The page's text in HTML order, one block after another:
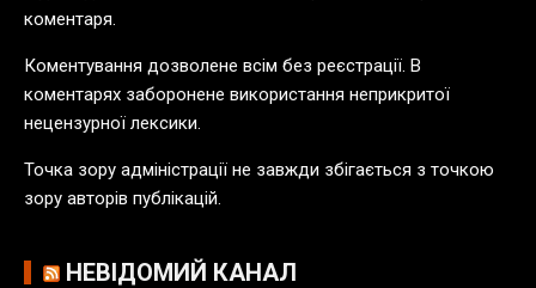
к
коментаря.
Коментування дозволене всім без реєстрації. В
коментарях заборонене використання неприкритої
нецензурної лексики.
Точка зору адміністрації не завжди збігається з точкою
зору авторів публікацій.
НЕВІДОМИЙ КАНАЛ